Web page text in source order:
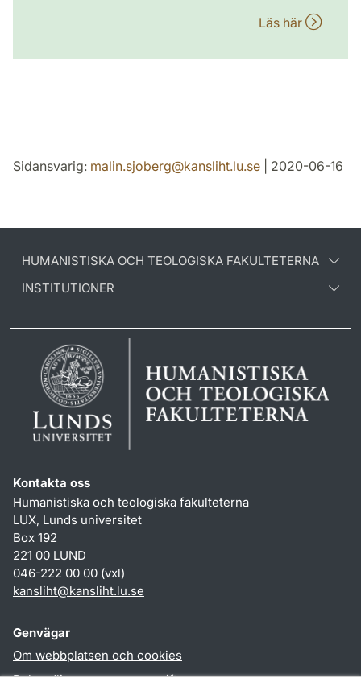
Läs här
Sidansvarig: malin.sjoberg@kansliht.lu.se | 2020-06-16
HUMANISTISKA OCH TEOLOGISKA FAKULTETERNA
INSTITUTIONER
Kontakta oss
Humanistiska och teologiska fakulteterna
LUX, Lunds universitet
Box 192
221 00 LUND
046-222 00 00 (vxl)
kansliht@kansliht.lu.se
Genvägar
Om webbplatsen och cookies
Behandling av personuppgifter